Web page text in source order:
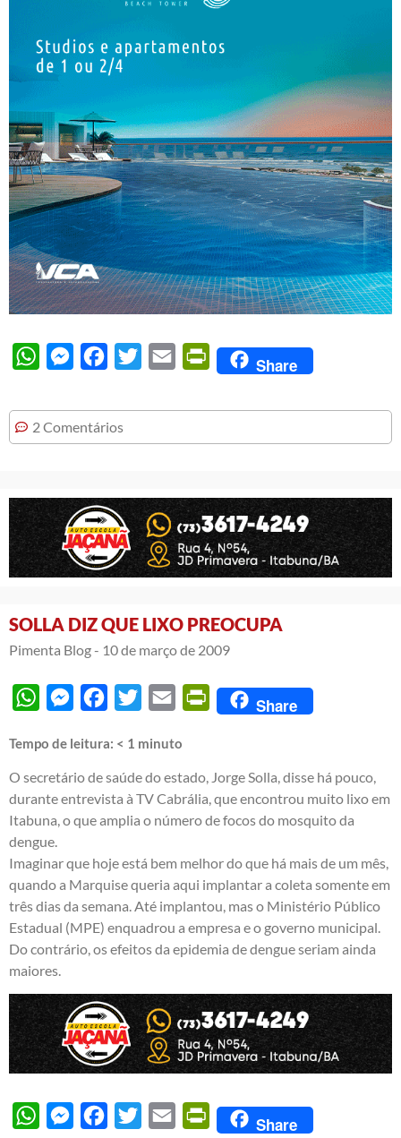
WhatsAppMessengerFacebook
Twitter Email PrintFriendly
Share
2 Comentários
SOLLA DIZ QUE LIXO PREOCUPA
Pimenta Blog - 10 de março de 2009
WhatsAppMessengerFacebook
Twitter Email PrintFriendly
Share
Tempo de leitura: < 1 minuto
O secretário de saúde do estado, Jorge Solla, disse há pouco,
durante entrevista à TV Cabrália, que encontrou muito lixo em
Itabuna, o que amplia o número de focos do mosquito da
dengue.
Imaginar que hoje está bem melhor do que há mais de um mês,
quando a Marquise queria aqui implantar a coleta somente em
três dias da semana. Até implantou, mas o Ministério Público
Estadual (MPE) enquadrou a empresa e o governo municipal.
Do contrário, os efeitos da epidemia de dengue seriam ainda
maiores.
WhatsAppMessengerFacebook
Twitter Email PrintFriendly
Share